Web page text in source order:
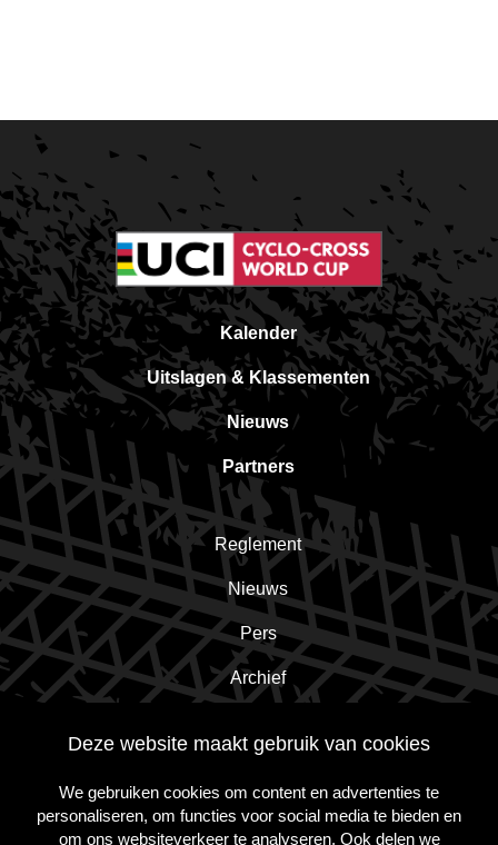
Deze website maakt gebruik van cookies
We gebruiken cookies om content en advertenties te
personaliseren, om functies voor social media te bieden en
om ons websiteverkeer te analyseren. Ook delen we
Kalender
Uitslagen & Klassementen
Nieuws
Partners
Reglement
Nieuws
Pers
Archief
Schrijf je in voor de nieuwsbrief!